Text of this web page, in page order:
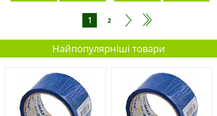
1 2
Найпопулярніші товари